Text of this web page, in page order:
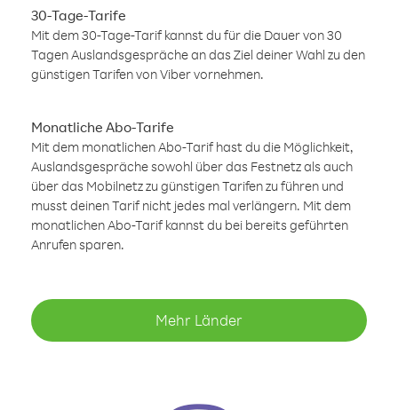
30-Tage-Tarife
Mit dem 30-Tage-Tarif kannst du für die Dauer von 30
Tagen Auslandsgespräche an das Ziel deiner Wahl zu den
günstigen Tarifen von Viber vornehmen.
Monatliche Abo-Tarife
Mit dem monatlichen Abo-Tarif hast du die Möglichkeit,
Auslandsgespräche sowohl über das Festnetz als auch
über das Mobilnetz zu günstigen Tarifen zu führen und
musst deinen Tarif nicht jedes mal verlängern. Mit dem
monatlichen Abo-Tarif kannst du bei bereits geführten
Anrufen sparen.
Mehr Länder